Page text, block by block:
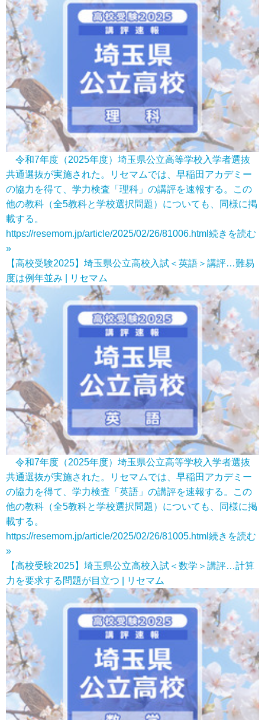
令和7年度（2025年度）埼玉県公立高等学校入学者選抜
共通選抜が実施された。リセマムでは、早稲田アカデミー
の協力を得て、学力検査「理科」の講評を速報する。この
他の教科（全5教科と学校選択問題）についても、同様に掲
載する。
https://resemom.jp/article/2025/02/26/81006.html 続きを読む
»
【高校受験2025】埼玉県公立高校入試＜英語＞講評…難易
度は例年並み | リセマム
令和7年度（2025年度）埼玉県公立高等学校入学者選抜
共通選抜が実施された。リセマムでは、早稲田アカデミー
の協力を得て、学力検査「英語」の講評を速報する。この
他の教科（全5教科と学校選択問題）についても、同様に掲
載する。
https://resemom.jp/article/2025/02/26/81005.html 続きを読む
»
【高校受験2025】埼玉県公立高校入試＜数学＞講評…計算
力を要求する問題が目立つ | リセマム